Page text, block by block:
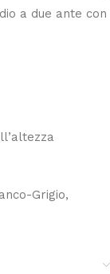
a due ante con
Grigio,